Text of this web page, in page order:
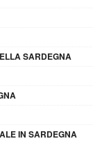
SARDEGNA
IN SARDEGNA